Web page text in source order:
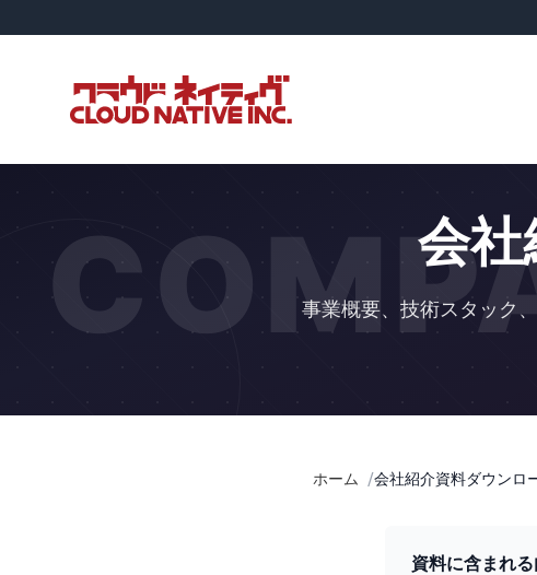
会
事業概要、技術スタック
ホーム 会社紹介資料ダウンロ
資料に含まれ